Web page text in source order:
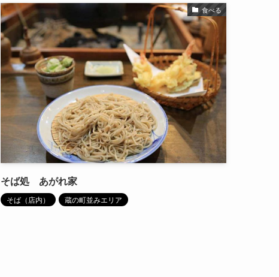
食べる
そば処 あがれ家
そば（店内） 蔵の町並みエリア